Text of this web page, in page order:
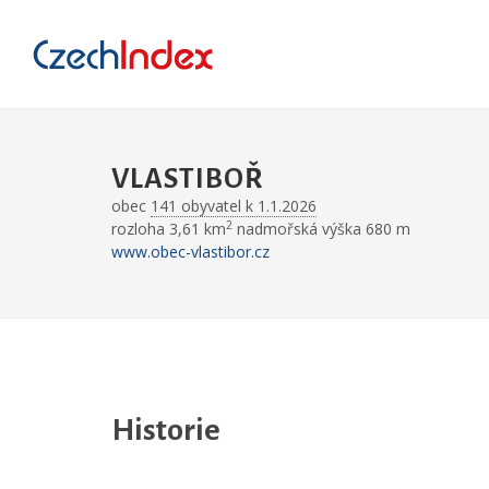
VLASTIBOŘ
obec 141 obyvatel k 1.1.2026
rozloha 3,61 km2 nadmořská výška 680 m
www.obec-vlastibor.cz
Historie